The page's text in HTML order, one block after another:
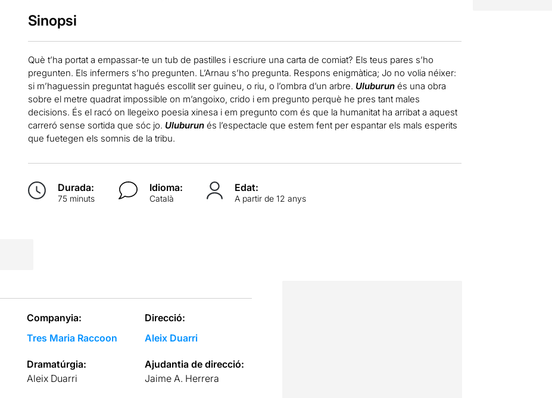
Sinopsi
Què t’ha portat a empassar-te un tub de pastilles i escriure una carta de comiat? Els teus pares s’ho
pregunten. Els infermers s’ho pregunten. L’Arnau s’ho pregunta. Respons enigmàtica; Jo no volia néixer:
si m’haguessin preguntat hagués escollit ser guineu, o riu, o l’ombra d’un arbre. Uluburunés una obra
sobre el metre quadrat impossible on m’angoixo, crido i em pregunto perquè he pres tant males
decisions. És el racó on llegeixo poesia xinesa i em pregunto com és que la humanitat ha arribat a aquest
carreró sense sortida que sóc jo. Uluburunés l’espectacle que estem fent per espantar els mals esperits
que fuetegen els somnis de la tribu.
Durada:
75 minuts
Idioma:
Català
Edat:
A partir de 12 anys
Companyia:
Tres Maria Raccoon
Direcció:
Aleix Duarri
Dramatúrgia:
Aleix Duarri
Ajudantia de direcció:
Jaime A. Herrera